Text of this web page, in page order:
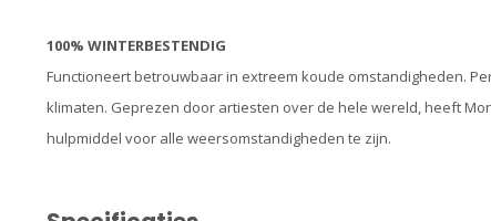
100% WINTERBESTENDIG
Functioneert betrouwbaar in extreem koude omstandigheden.
klimaten. Geprezen door artiesten over de hele wereld, heeft
hulpmiddel voor alle weersomstandigheden te zijn.